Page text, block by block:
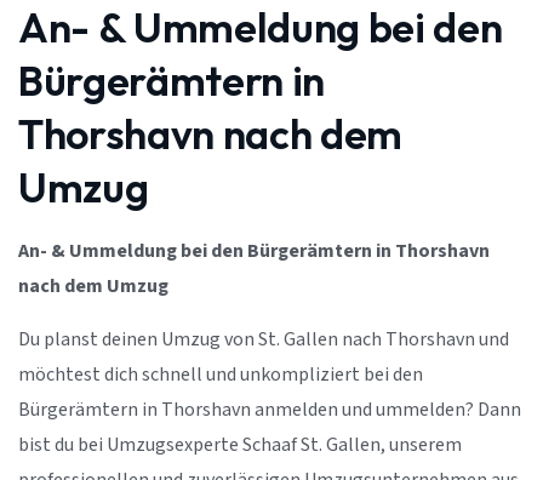
An- & Ummeldung bei den
Bürgerämtern in
Thorshavn nach dem
Umzug
An- & Ummeldung bei den Bürgerämtern in Thorshavn
nach dem Umzug
Du planst deinen Umzug von St. Gallen nach Thorshavn und
möchtest dich schnell und unkompliziert bei den
Bürgerämtern in Thorshavn anmelden und ummelden? Dann
bist du bei Umzugsexperte Schaaf St. Gallen, unserem